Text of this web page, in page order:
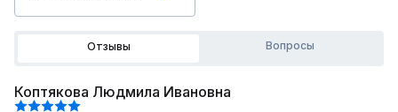
Отзывы Вопросы
Коптякова Людмила Ивановна